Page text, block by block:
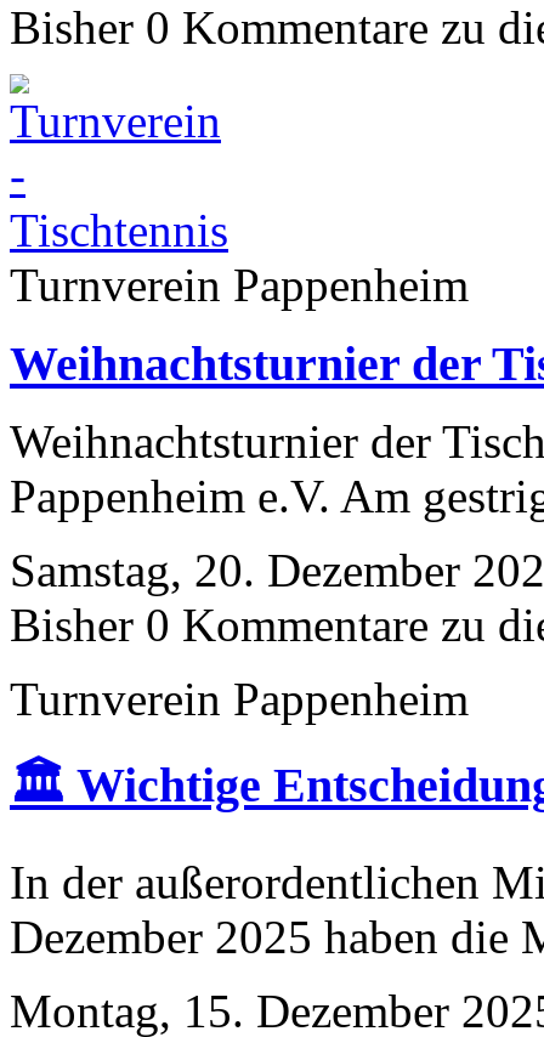
Bisher 0 Kommentare zu
Turnverein Pappenheim
Weihnachtsturnier der
Weihnachtsturnier der
Pappenheim e.V. Am
Samstag, 20. Dezember
Bisher 0 Kommentare zu
Turnverein Pappenheim
🏛️ Wichtige
In der außerordentlichen
Dezember 2025 haben
Montag, 15. Dezember